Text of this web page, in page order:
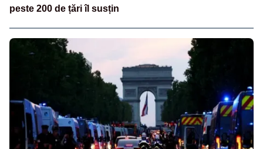
peste 200 de țări îl susțin